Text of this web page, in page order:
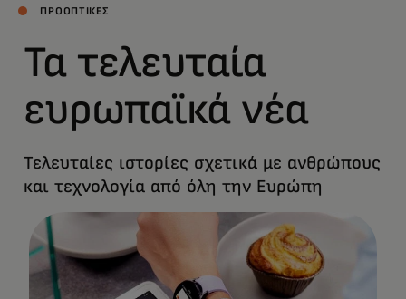
ΠΡΟΟΠΤΙΚΕΣ
Τα τελευταία
ευρωπαϊκά νέα
Τελευταίες ιστορίες σχετικά με ανθρώπους
και τεχνολογία από όλη την Ευρώπη